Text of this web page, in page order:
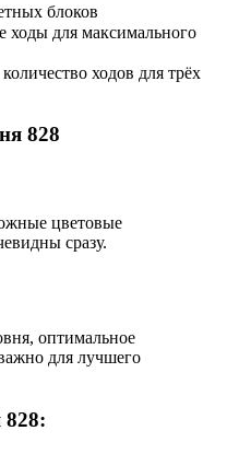
блоков
ходы для максимального
ходов для трёх
828
цветовые
сразу.
оптимальное
для лучшего
828: